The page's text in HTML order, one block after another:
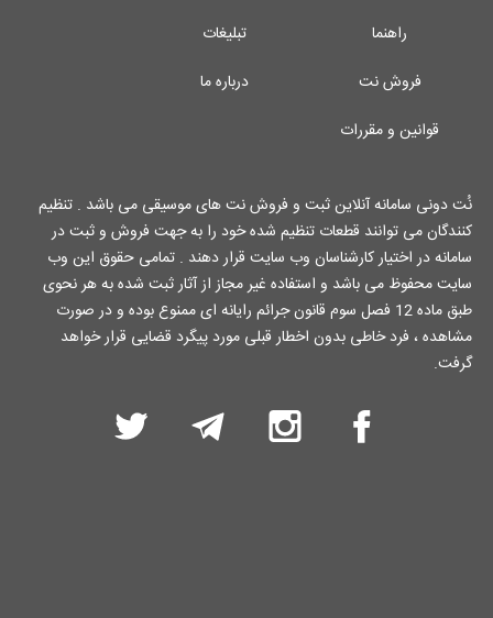
راهنما
تبلیغات
فروش نت
درباره ما
قوانین و مقررات
نُت دونی سامانه آنلاین ثبت و فروش نت های موسیقی می باشد . تنظیم
کنندگان می توانند قطعات تنظیم شده خود را به جهت فروش و ثبت در
سامانه در اختیار کارشناسان وب سایت قرار دهند . تمامی حقوق این وب
سایت محفوظ می باشد و استفاده غیر مجاز از آثار ثبت شده به هر نحوی
طبق ماده 12 فصل سوم قانون جرائم رایانه ای ممنوع بوده و در صورت
مشاهده ، فرد خاطی بدون اخطار قبلی مورد پیگرد قضایی قرار خواهد
گرفت.